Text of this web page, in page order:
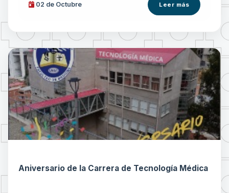
02 de Octubre Leer más
Aniversario de la Carrera de Tecnología Médica